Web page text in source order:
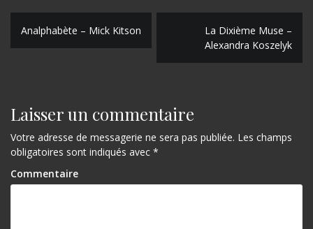
N
i
g
a
t
Analphabète – Mick Kitson
La Dixième Muse –
Alexandra Koszelyk
Laisser un commentaire
Votre adresse de messagerie ne sera pas publiée. Les champs
obligatoires sont indiqués avec *
Commentaire